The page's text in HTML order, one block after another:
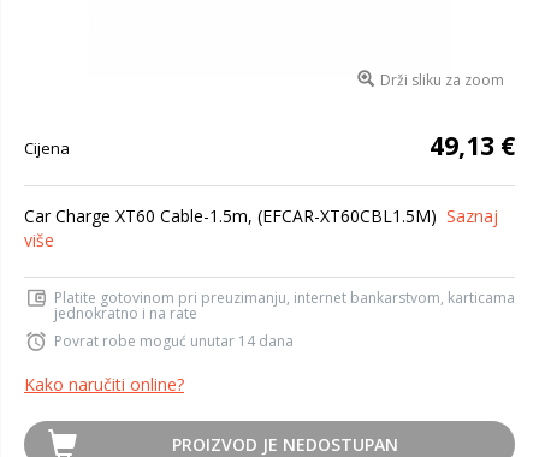
Drži sliku za zoom
Cijena 49,13 €
Car Charge XT60 Cable-1.5m, (EFCAR-XT60CBL1.5M) Saznaj
više
Platite gotovinom pri preuzimanju, internet bankarstvom, karticama
jednokratno i na rate
Povrat robe moguć unutar 14 dana
Kako naručiti online?
PROIZVOD JE NEDOSTUPAN